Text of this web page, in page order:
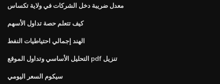
معدل ضريبة دخل الشركات في ولاية تكساس
كيف تتعلم حصة تداول الأسهم
الهند إجمالي احتياطيات النفط
التحليل الأساسي وتداول الموقع pdf تنزيل
سيكوم السعر اليومي